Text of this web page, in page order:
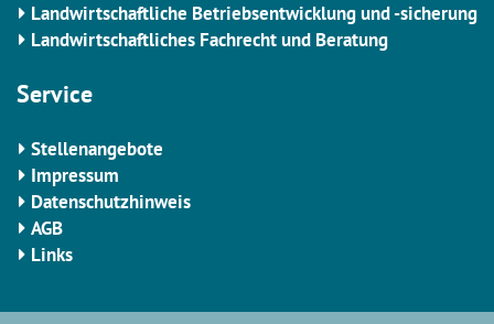
Landwirtschaftliche Betriebsentwicklung und -sicherung
Landwirtschaftliches Fachrecht und Beratung
Service
Stellenangebote
Impressum
Datenschutzhinweis
AGB
Links